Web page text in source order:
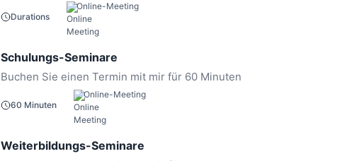
Durations
Online-Meeting
Schulungs-Seminare
Buchen Sie einen Termin mit mir für 60 Minuten
60 Minuten
Online-Meeting
Weiterbildungs-Seminare